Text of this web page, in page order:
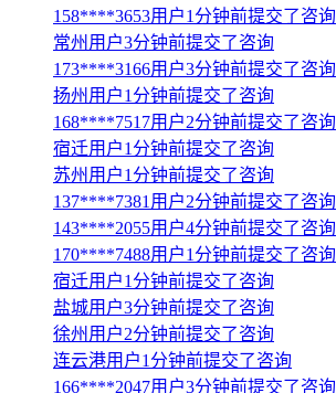
158****3653用户1分钟前提交了咨询
常州用户3分钟前提交了咨询
173****3166用户3分钟前提交了咨询
扬州用户1分钟前提交了咨询
168****7517用户2分钟前提交了咨询
宿迁用户1分钟前提交了咨询
苏州用户1分钟前提交了咨询
137****7381用户2分钟前提交了咨询
143****2055用户4分钟前提交了咨询
170****7488用户1分钟前提交了咨询
宿迁用户1分钟前提交了咨询
盐城用户3分钟前提交了咨询
徐州用户2分钟前提交了咨询
连云港用户1分钟前提交了咨询
166****2047用户3分钟前提交了咨询